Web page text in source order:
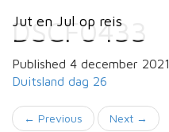
Jut en Jul op reis
Primary
Menu
Jut en Jul op reis
DSCF0433
Published 4 december 2021
Duitsland dag 26
← Previous Next →